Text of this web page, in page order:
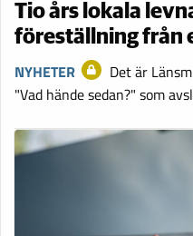
Tio års lokala
föreställning från
NYHETER
Det är
"Vad hände sedan?" som